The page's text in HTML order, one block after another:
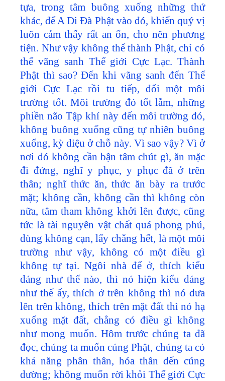
tựa, trong tâm buông xuống những thứ
khác, để A Di Đà Phật vào đó, khiến quý vị
luôn cảm thấy rất an ổn, cho nên phương
tiện. Như vậy không thể thành Phật, chỉ có
thể vãng sanh Thế giới Cực Lạc. Thành
Phật thì sao? Đến khi vãng sanh đến Thế
giới Cực Lạc rồi tu tiếp, đổi một môi
trường tốt. Môi trường đó tốt lắm, những
phiền não Tập khí này đến môi trường đó,
không buông xuống cũng tự nhiên buông
xuống, kỳ diệu ở chỗ này. Vì sao vậy? Vì ở
nơi đó không cần bận tâm chút gì, ăn mặc
đi đứng, nghĩ y phục, y phục đã ở trên
thân; nghĩ thức ăn, thức ăn bày ra trước
mặt; không cần, không cần thì không còn
nữa, tâm tham không khởi lên được, cũng
tức là tài nguyên vật chất quá phong phú,
dùng không cạn, lấy chẳng hết, là một môi
trường như vậy, không có một điều gì
không tự tại. Ngôi nhà để ở, thích kiểu
dáng như thế nào, thì nó hiện kiểu dáng
như thế ấy, thích ở trên không thì nó đưa
lên trên không, thích trên mặt đất thì nó hạ
xuống mặt đất, chẳng có điều gì không
như mong muốn. Hôm trước chúng ta đã
đọc, chúng ta muốn cúng Phật, chúng ta có
khả năng phân thân, hóa thân đến cúng
dường; không muốn rời khỏi Thế giới Cực